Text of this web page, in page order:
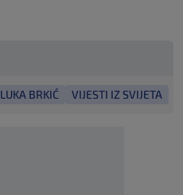
LUKA BRKIĆ VIJESTI IZ SVIJETA